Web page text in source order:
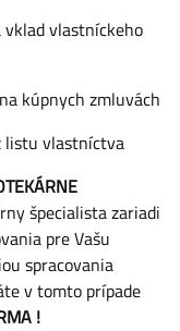
vlastníckeho
kúpnych zmluvách
listu vlastníctva
špecialista zariadi
pre Vašu
spracovania
v tomto prípade
!